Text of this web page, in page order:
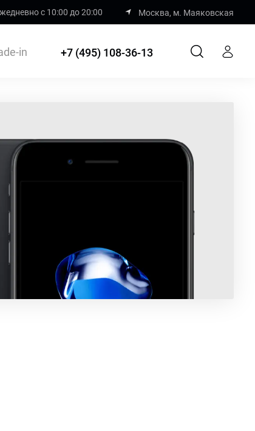
с 10:00 до 20:00 Москва, м. Маяковская
in +7 (495) 108-36-13